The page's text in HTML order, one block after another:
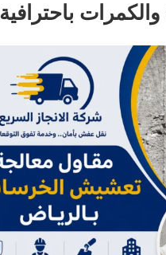
باحترافية